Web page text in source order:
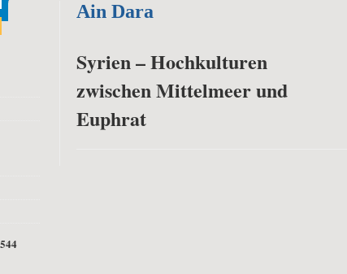
Ain Dara
Syrien – Hochkulturen
zwischen Mittelmeer und
Euphrat